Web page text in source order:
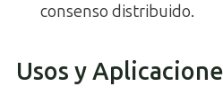
consenso distribuido.
Usos y